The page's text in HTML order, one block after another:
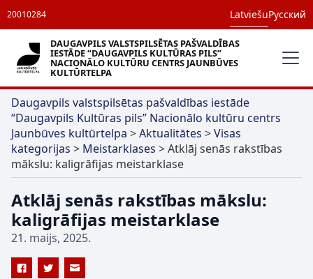
20010284 LatviešuРусский
DAUGAVPILS VALSTSPILSĒTAS PAŠVALDĪBAS
IESTĀDE “DAUGAVPILS KULTŪRAS PILS”
NACIONĀLO KULTŪRU CENTRS JAUNBŪVES
KULTŪRTELPA
Daugavpils valstspilsētas pašvaldības iestāde
“Daugavpils Kultūras pils” Nacionālo kultūru centrs
Jaunbūves kultūrtelpa >Aktualitātes >Visas
kategorijas > Meistarklases >Atklāj senās rakstības
mākslu: kaligrāfijas meistarklase
Atklāj senās rakstības mākslu:
kaligrāfijas meistarklase
21. maijs, 2025.